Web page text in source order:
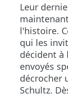
Leur
l'histoire.
qui les
décident à
envoyés
décrocher
Schultz.